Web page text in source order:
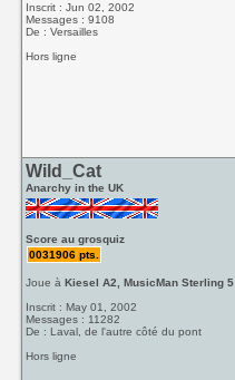
Inscrit : Jun 02, 2002
Messages : 9108
De : Versailles
Hors ligne
Wild_Cat
Anarchy in the UK
Score au grosquiz
0031906 pts.
Joue àKiesel A2, MusicMan Sterling 5
Inscrit : May 01, 2002
Messages : 11282
De : Laval, de l'autre côté du pont
Hors ligne